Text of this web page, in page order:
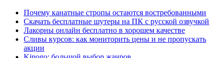
Почему канатные стропы остаются востребованными
Скачать бесплатные шутеры на ПК с русской озвучкой
Лакорны онлайн бесплатно в хорошем качестве
Сливы курсов: как мониторить цены и не пропускать
акции